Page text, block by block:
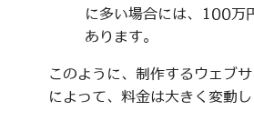
に多い場合には、100万
あります。
このように、制作するウェブ
によって、料金は大きく変動し